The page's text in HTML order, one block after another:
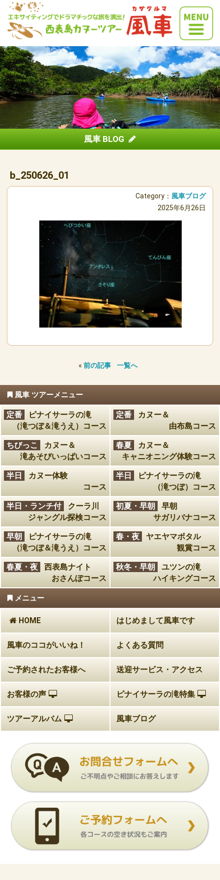
風車 BLOG
b_250626_01
Category： 風車ブログ
2025年6月26日
« 前の記事 一覧へ
風車 ツアーメニュー
定番
ピナイサーラの滝
（滝つぼ＆滝うえ）コース
定番
カヌー＆
由布島コース
ちびっこ
カヌー＆
滝あそびいっぱいコース
春夏
カヌー＆
キャニオニング体験コース
半日
カヌー体験
コース
半日
ピナイサーラの滝
（滝つぼ）コース
半日・ランチ付
クーラ川
ジャングル探検コース
初夏・早朝
早朝
サガリバナコース
早朝
ピナイサーラの滝
（滝つぼ＆滝うえ）コース
春・夜
ヤエヤマボタル
観賞コース
春夏・夜
西表島ナイト
おさんぽコース
秋冬・早朝
ユツンの滝
ハイキングコース
メニュー
HOME はじめまして風車です
風車のココがいいね！ よくある質問
ご予約されたお客様へ 送迎サービス・アクセス
お客様の声 ピナイサーラの滝特集
ツアーアルバム 風車ブログ